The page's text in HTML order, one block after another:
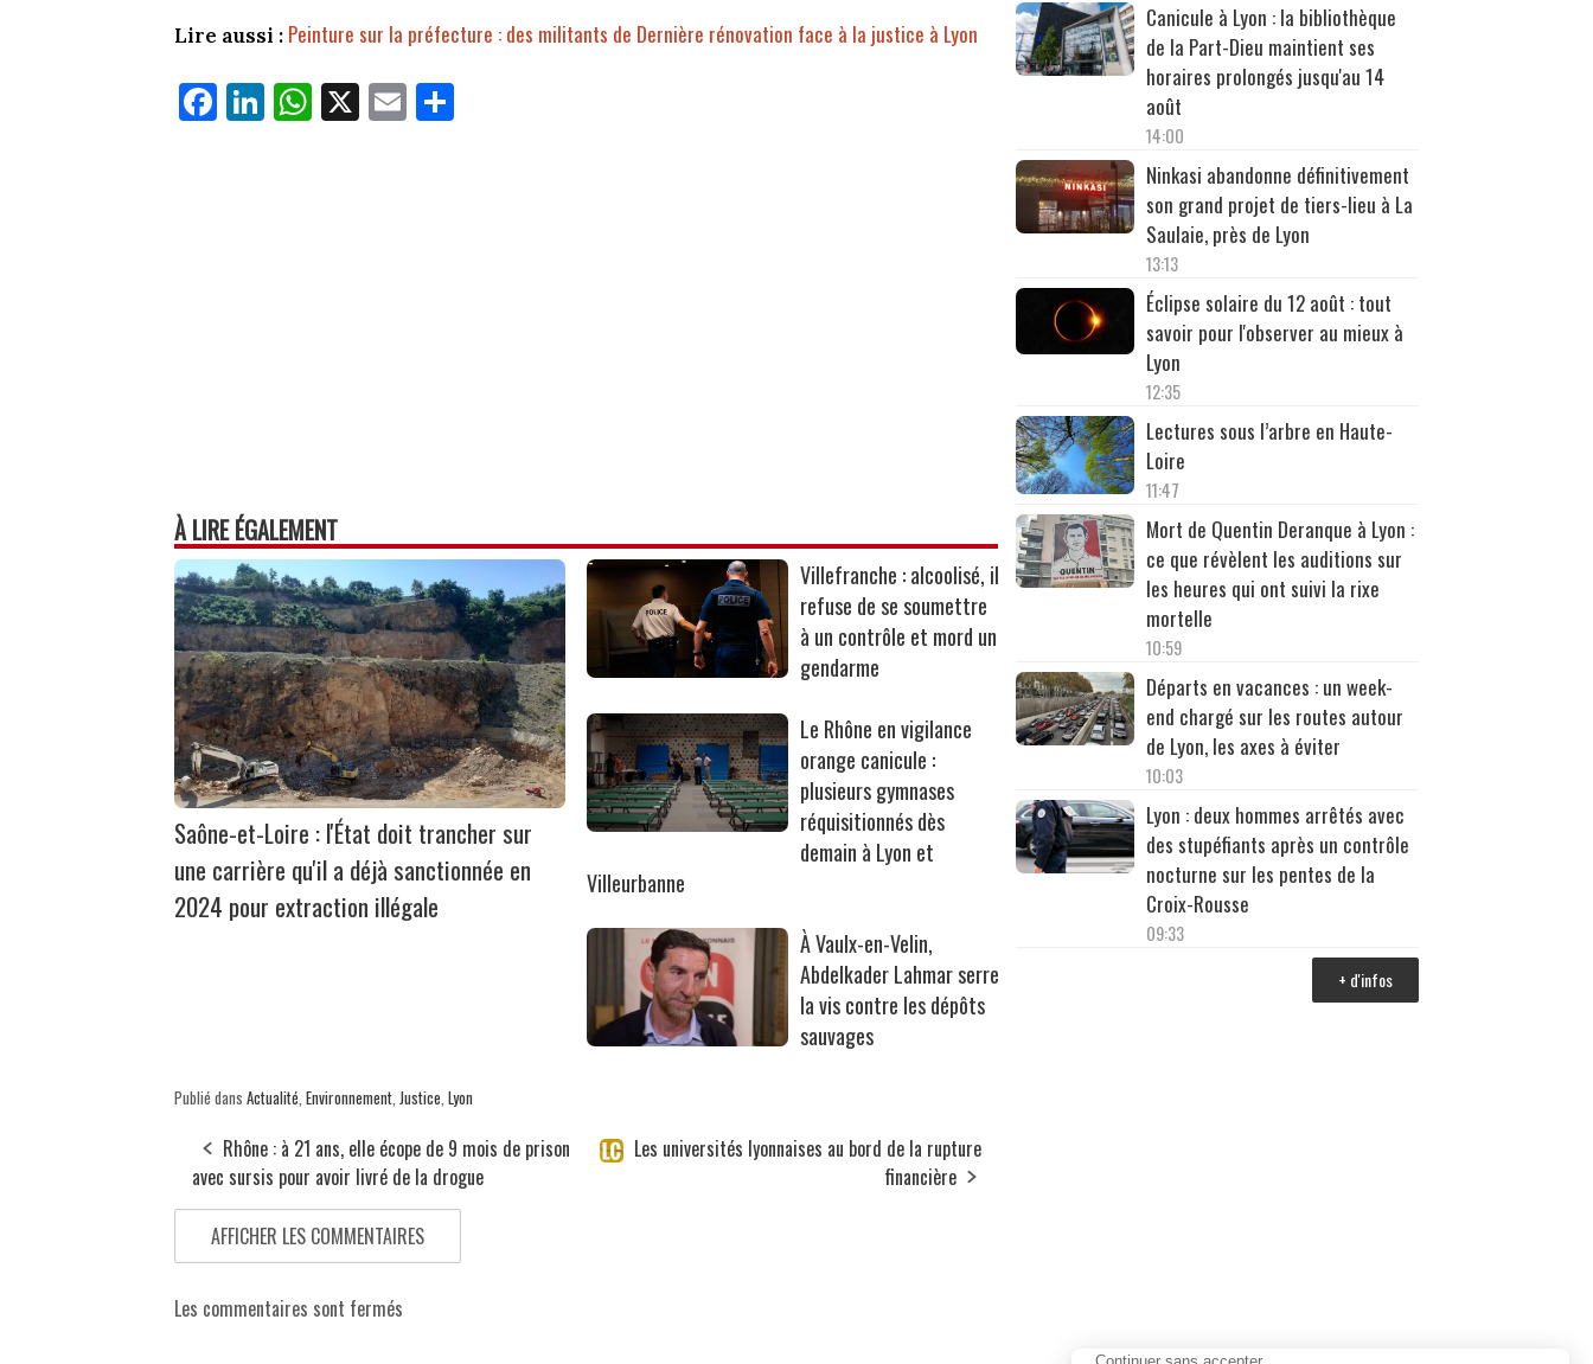
Lire aussi : Peinture sur la préfecture : des militants de Dernière rénovation face à la justice à Lyon
Fa
ce
Li
nk
W
ha
X E
m
À LIRE ÉGALEMENT
Saône-et-Loire : l'État doit trancher sur
une carrière qu'il a déjà sanctionnée en
2024 pour extraction illégale
Villefranche : alcoolisé, il
refuse de se soumettre
à un contrôle et mord un
gendarme
Le Rhône en vigilance
orange canicule :
plusieurs gymnases
réquisitionnés dès
demain à Lyon et
Villeurbanne
À Vaulx-en-Velin,
Abdelkader Lahmar serre
la vis contre les dépôts
sauvages
Publié dans Actualité Environnement Justice Lyon
Rhône : à 21 ans, elle écope de 9 mois de prison
avec sursis pour avoir livré de la drogue
Les universités lyonnaises au bord de la rupture
financière
AFFICHER LES COMMENTAIRES
Les commentaires sont fermés
Canicule à Lyon : la bibliothèque
de la Part-Dieu maintient ses
horaires prolongés jusqu'au 14
août
14:00
Ninkasi abandonne définitivement
son grand projet de tiers-lieu à La
Saulaie, près de Lyon
13:13
Éclipse solaire du 12 août : tout
savoir pour l'observer au mieux à
Lyon
12:35
Lectures sous l’arbre en Haute-
Loire
11:47
Mort de Quentin Deranque à Lyon :
ce que révèlent les auditions sur
les heures qui ont suivi la rixe
mortelle
10:59
Départs en vacances : un week-
end chargé sur les routes autour
de Lyon, les axes à éviter
10:03
Lyon : deux hommes arrêtés avec
des stupéfiants après un contrôle
nocturne sur les pentes de la
Croix-Rousse
09:33
+ d'infos